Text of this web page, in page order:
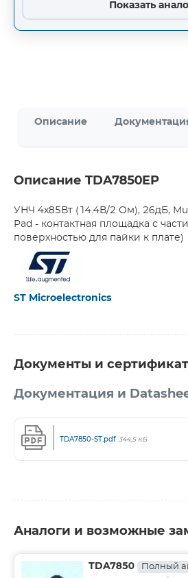
Показать
Описание
Описание TDA7850EP
УНЧ 4x85Вт (14.4В/2 Ом), 26дБ,
Pad - контактная площадка с
поверхностью для пайки к плате)
ST Microelectronics
Документы и
Документация и
TDA7850-ST.pdf 344,5 кБ
Аналоги и возможные
TDA7850 Полный